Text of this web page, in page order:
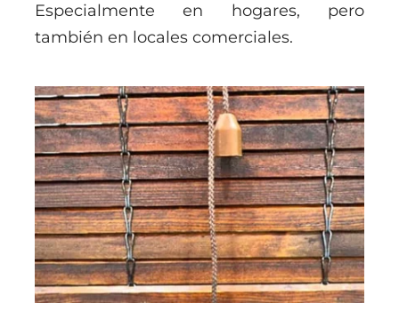
Especialmente en hogares, pero
también en locales comerciales.